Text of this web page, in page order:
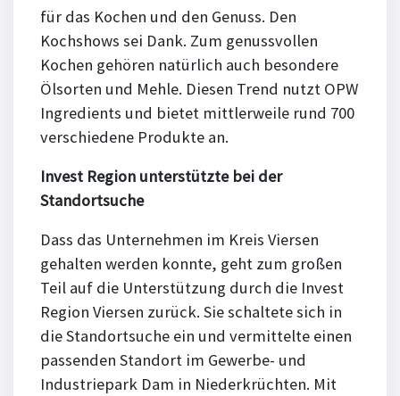
für das Kochen und den Genuss. Den
Kochshows sei Dank. Zum genussvollen
Kochen gehören natürlich auch besondere
Ölsorten und Mehle. Diesen Trend nutzt OPW
Ingredients und bietet mittlerweile rund 700
verschiedene Produkte an.
Invest Region unterstützte bei der
Standortsuche
Dass das Unternehmen im Kreis Viersen
gehalten werden konnte, geht zum großen
Teil auf die Unterstützung durch die Invest
Region Viersen zurück. Sie schaltete sich in
die Standortsuche ein und vermittelte einen
passenden Standort im Gewerbe- und
Industriepark Dam in Nieder­krüchten. Mit